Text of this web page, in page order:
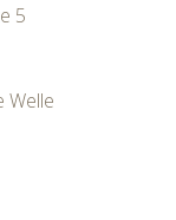
5
Welle